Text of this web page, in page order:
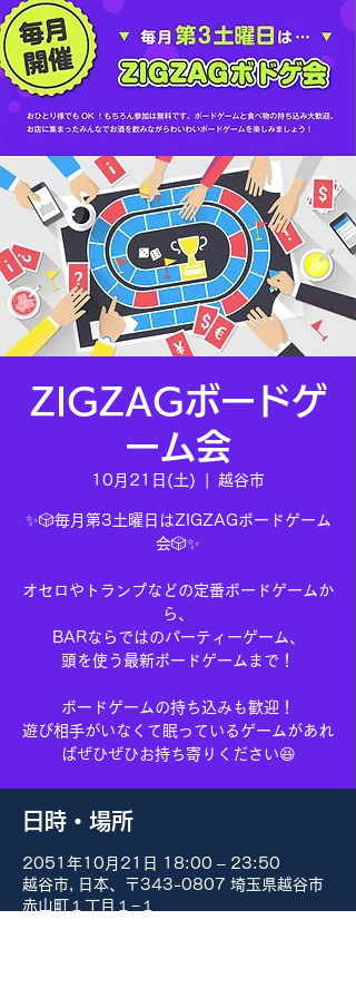
ZIGZAGボードゲ
ーム会
10月21日(土) 越谷市
✨🎲毎月第3土曜日はZIGZAGボードゲーム
会🎲✨
オセロやトランプなどの定番ボードゲームか
ら、
BARならではのパーティーゲーム、
頭を使う最新ボードゲームまで！
ボードゲームの持ち込みも歓迎！
遊び相手がいなくて眠っているゲームがあれ
ばぜひぜひお持ち寄りください😆
日時・場所
2051年10月21日 18:00 – 23:50
越谷市, 日本、〒343-0807 埼玉県越谷市
赤山町１丁目１−１